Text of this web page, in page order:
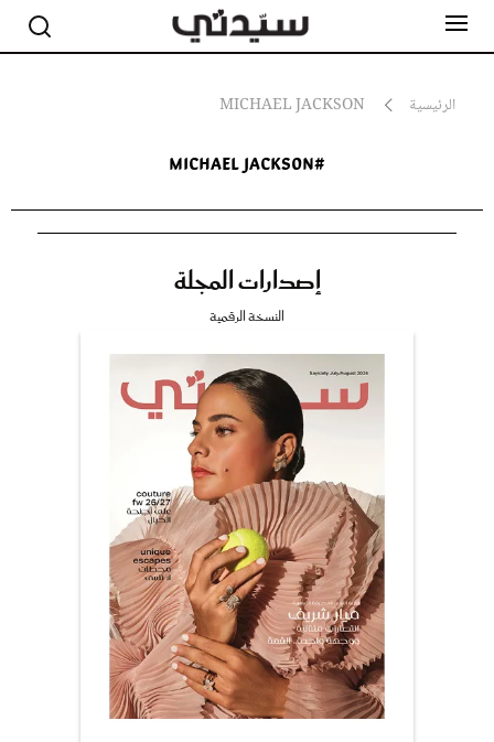
الرئيسية MICHAEL JACKSON
#Michael Jackson
إصدارات المجلة
النسخة الرقمية
جمال
صحة ورشاقة
عروس سيدتي